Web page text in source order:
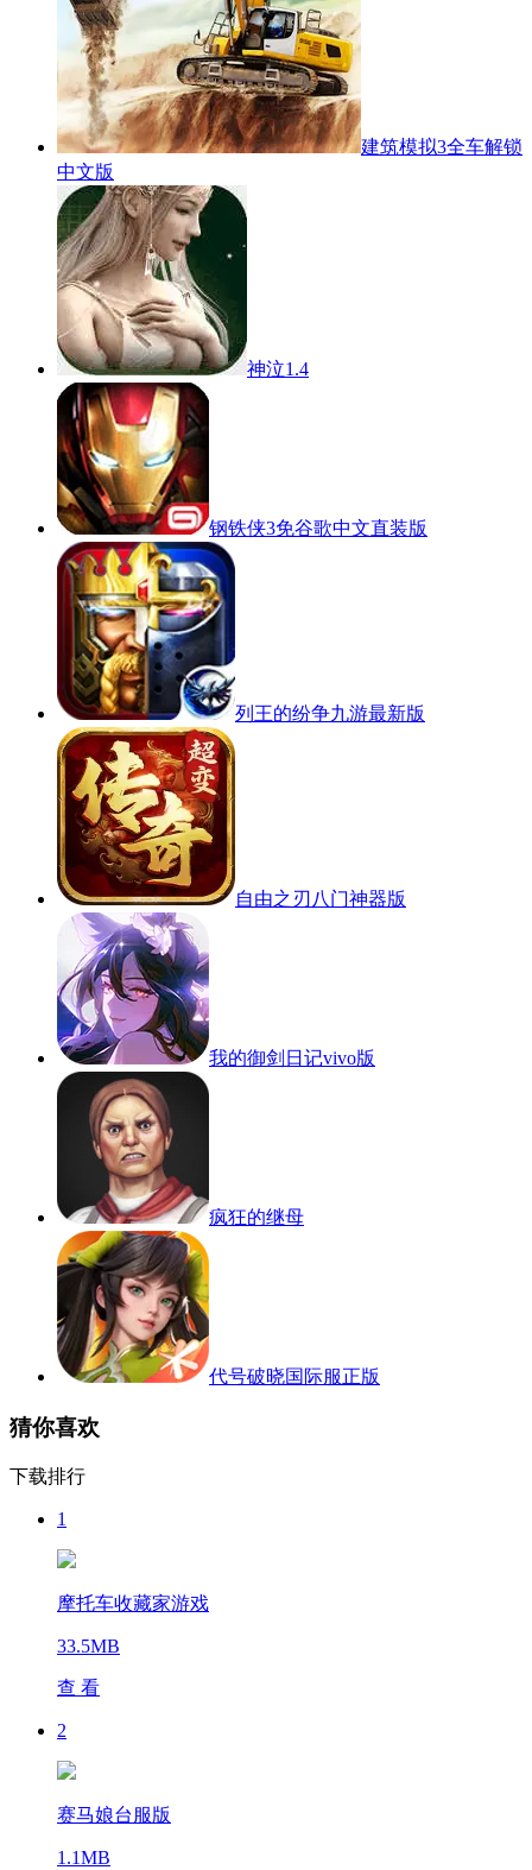
建筑模拟3全车解锁
中文版
神泣1.4
钢铁侠3免谷歌中文直装版
列王的纷争九游最新版
自由之刃八门神器版
我的御剑日记vivo版
疯狂的继母
代号破晓国际服正版
猜你喜欢
下载排行
1
摩托车收藏家游戏
33.5MB
查 看
2
赛马娘台服版
1.1MB